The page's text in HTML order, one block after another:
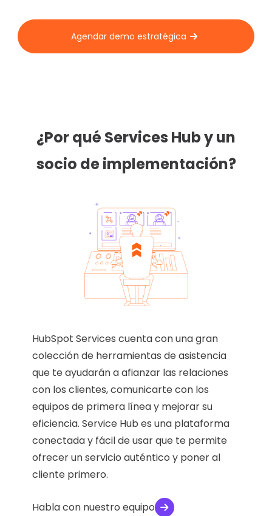
Agendar demo estratégica
¿Por qué Services Hub y un
socio de implementación?
HubSpot Services cuenta con una gran
colección de herramientas de asistencia
que te ayudarán a afianzar las relaciones
con los clientes, comunicarte con los
equipos de primera línea y mejorar su
eficiencia. Service Hub es una plataforma
conectada y fácil de usar que te permite
ofrecer un servicio auténtico y poner al
cliente primero.
Habla con nuestro equipo